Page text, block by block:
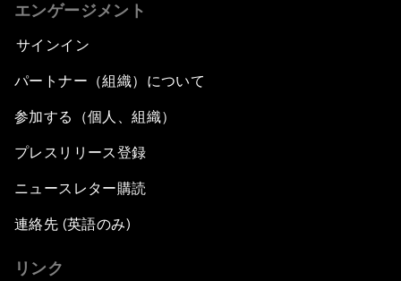
エンゲージメント
サインイン
パートナー（組織）について
参加する（個人、組織）
プレスリリース登録
ニュースレター購読
連絡先 (英語のみ)
リンク